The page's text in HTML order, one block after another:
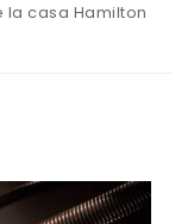
casa Hamilton